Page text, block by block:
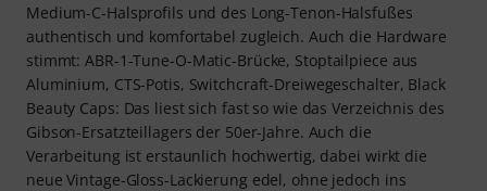
Medium-C-Halsprofils und des Long-Tenon-Halsfußes
authentisch und komfortabel zugleich. Auch die Hardware
stimmt: ABR-1-Tune-O-Matic-Brücke, Stoptailpiece aus
Aluminium, CTS-Potis, Switchcraft-Dreiwegeschalter, Black
Beauty Caps: Das liest sich fast so wie das Verzeichnis des
Gibson-Ersatzteillagers der 50er-Jahre. Auch die
Verarbeitung ist erstaunlich hochwertig, dabei wirkt die
neue Vintage-Gloss-Lackierung edel, ohne jedoch ins